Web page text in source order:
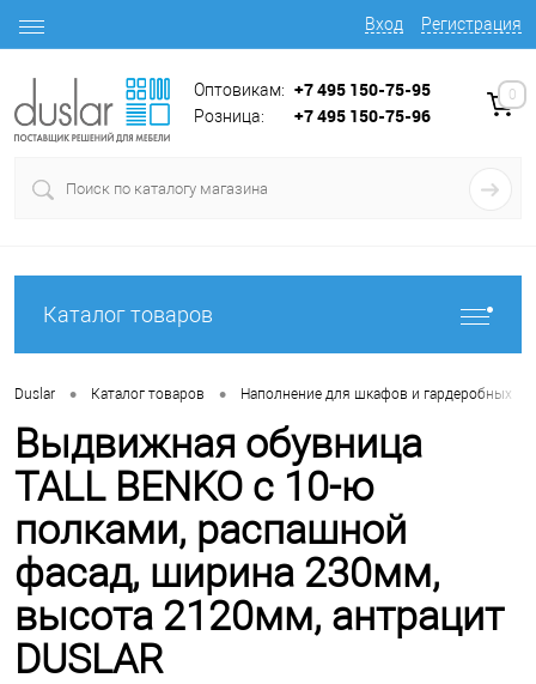
Вход Регистрация
Оптовикам: +7 495 150-75-95
Розница: +7 495 150-75-96
0
Каталог товаров
Duslar • Каталог товаров • Наполнение для шкафов и гардеробных
Выдвижная обувница
TALL BENKO с 10-ю
полками, распашной
фасад, ширина 230мм,
высота 2120мм, антрацит
DUSLAR